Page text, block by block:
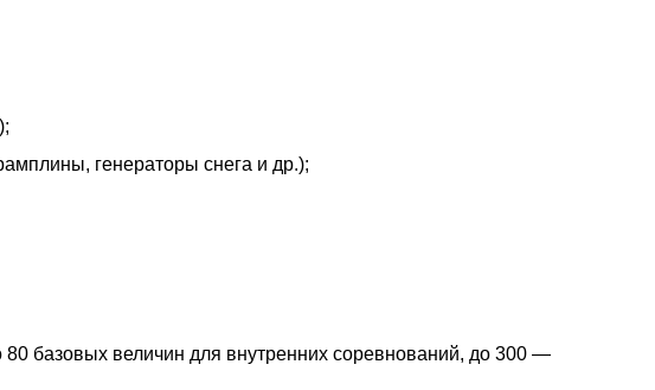
генераторы снега и др.);
80 базовых величин для внутренних соревнований, до 300 —